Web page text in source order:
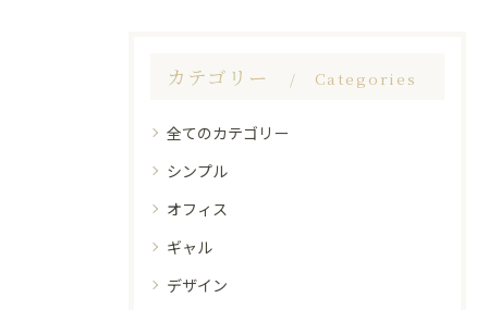
カテゴリー Categories
全てのカテゴリー
シンプル
オフィス
ギャル
デザイン